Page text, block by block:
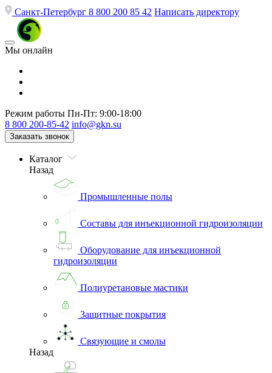
Санкт-Петербург 8 800 200 85 42 Написать директору
Мы онлайн
Режим работы Пн-Пт: 9:00-18:00
8 800 200-85-42 info@gkn.su
Заказать звонок
Каталог
Назад
Промышленные полы
Составы для инъекционной гидроизоляции
Оборудование для инъекционной
гидроизоляции
Полиуретановые мастики
Защитные покрытия
Связующие и смолы
Назад